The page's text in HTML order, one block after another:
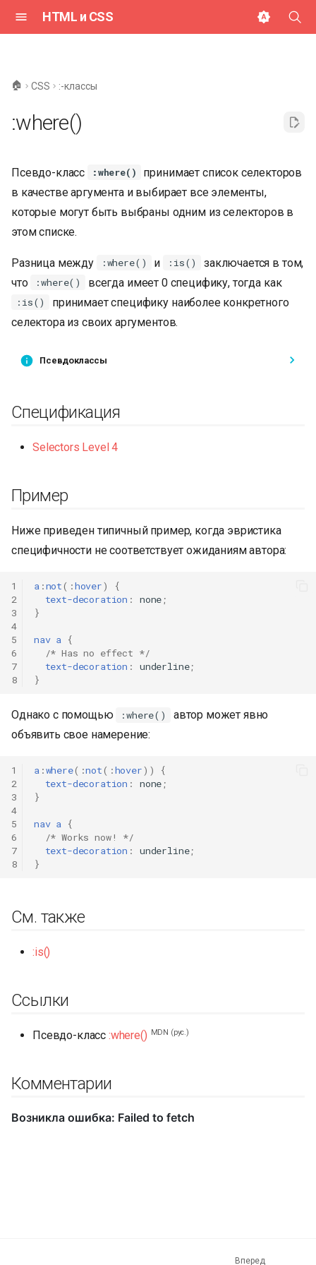
HTML и CSS
ц
л
и
а
🏠 CSS :-классы
:where()
Псевдо-класс :where()
принимает список селекторов
в качестве аргумента и выбирает все элементы,
которые могут быть выбраны одним из селекторов в
этом списке.
Разница между :where() и :is()
заключается в том,
что
:where() всегда имеет 0 специфику, тогда как
:is()
принимает специфику наиболее конкретного
селектора из своих аргументов.
Псевдоклассы
Спецификация
Selectors Level 4
Пример
Ниже приведен типичный пример, когда эвристика
специфичности не соответствует ожиданиям автора:
1
2
3
4
5
6
7
8
a:not( :hover)
{
text-decoration : none;
}
nav a {
/* Has no effect */
text-decoration : underline;
}
Однако с помощью :where()
автор может явно
объявить свое намерение:
1
2
3
4
5
6
7
8
a:where( :not( :hover))
{
text-decoration : none;
}
nav a {
/* Works now! */
text-decoration : underline;
}
См. также
:is()
Ссылки
Псевдо-класс :where() MDN (рус.)
Комментарии
Вперед